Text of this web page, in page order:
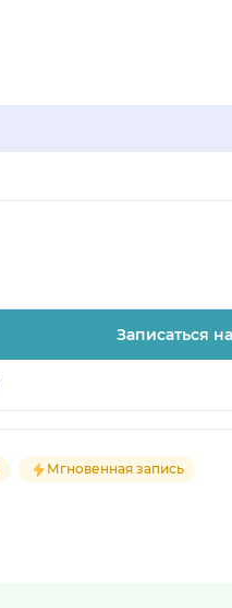
Записаться
Мгновенная запись